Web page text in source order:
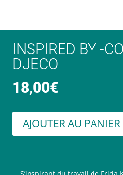
INSPIRED BY -
DJECO
18,00€
AJOUTER AU PANIER
S’inspirant du travail de Frida